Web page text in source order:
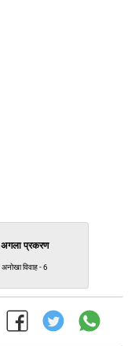
अगला प्रकरण
अनोखा विवाह - 6